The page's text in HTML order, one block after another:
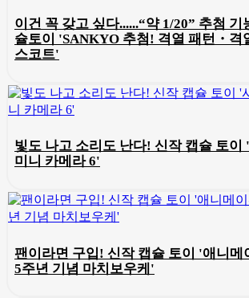
이건 꼭 갖고 싶다......“약 1/20” 추첨 기
슐토이 'SANKYO 추첨! 격열 패턴・격
스코트'
빛도 나고 소리도 난다! 신작 캡슐 토이
미니 카메라 6'
팬이라면 구입! 신작 캡슐 토이 '애니
5주년 기념 마치보우케'